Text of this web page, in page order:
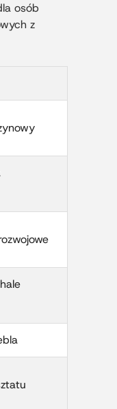
osób
z